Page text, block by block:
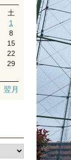
土
1
8
15
22
29
翌月